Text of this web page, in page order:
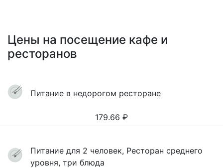
Цены на посещение кафе и
ресторанов
Питание в недорогом ресторане
179.66 ₽
Питание для 2 человек, Ресторан среднего
уровня, три блюда